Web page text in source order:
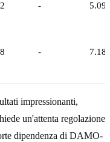
- 5.09
- 7.18
impressionanti,
un'attenta regolazione
dipendenza di DAMO-